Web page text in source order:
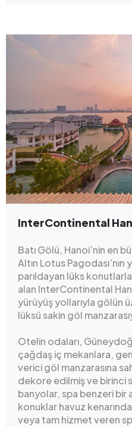
InterContinental
Batı Gölü, Hanoi’nin en
Altın Lotus Pagodası’nın
parıldayan lüks
alan InterContinental
yürüyüş yollarıyla gölün
lüksü sakin göl
Otelin odaları,
çağdaş iç mekanlara,
verici göl manzarasına
dekore edilmiş ve birinci
banyolar, spa benzeri bir
konuklar havuz
veya tam hizmet veren